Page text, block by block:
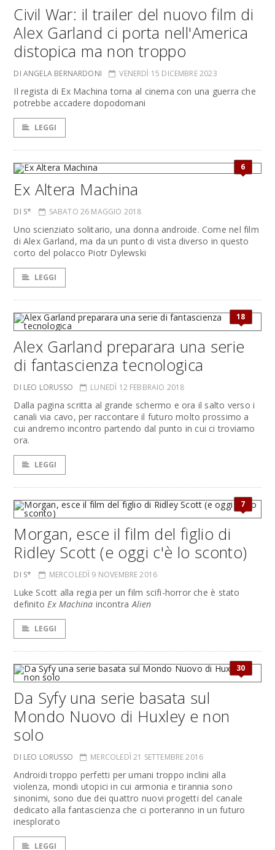
Civil War: il trailer del nuovo film di
Alex Garland ci porta nell'America
distopica ma non troppo
DI ANGELA BERNARDONI VENERDÌ 15 DICEMBRE 2023
Il regista di Ex Machina torna al cinema con una guerra che
potrebbe accadere dopodomani
LEGGI
6
Ex Altera Machina
DI S* SABATO 26 MAGGIO 2018
Uno scienziato solitario, una donna androide. Come nel film
di Alex Garland, ma da un punto di vista diverso in questo
corto del polacco Piotr Dylewski
LEGGI
18
Alex Garland preparara una serie
di fantascienza tecnologica
DI LEO LORUSSO LUNEDÌ 12 FEBBRAIO 2018
Dalla pagina scritta al grande schermo e ora il salto verso i
canali via cavo, per raccontare il futuro molto prossimo a
cui andremo incontro partendo dal punto in cui ci troviamo
ora.
LEGGI
7
Morgan, esce il film del figlio di
Ridley Scott (e oggi c'è lo sconto)
DI S* MERCOLEDÌ 9 NOVEMBRE 2016
Luke Scott alla regia per un film scifi-horror che è stato
definitoEx Machina incontraAlien
LEGGI
30
Da Syfy una serie basata sul
Mondo Nuovo di Huxley e non
solo
DI LEO LORUSSO MERCOLEDÌ 21 SETTEMBRE 2016
Androidi troppo perfetti per umani troppo inclini alla
violenza, mondi utopici in cui armonia e tirannia sono
sinonimi, sono due dei quattro nuovi progetti del canale
dedicato alla fantascienza che ci porteranno in un futuro
inesplorato
LEGGI